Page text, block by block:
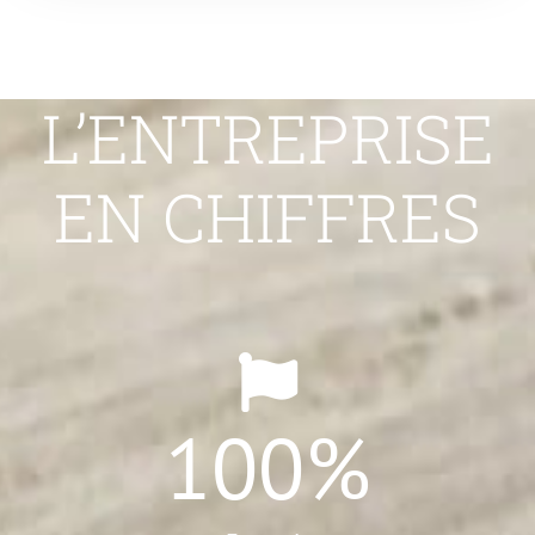
L’ENTREPRISE
EN CHIFFRES
100%